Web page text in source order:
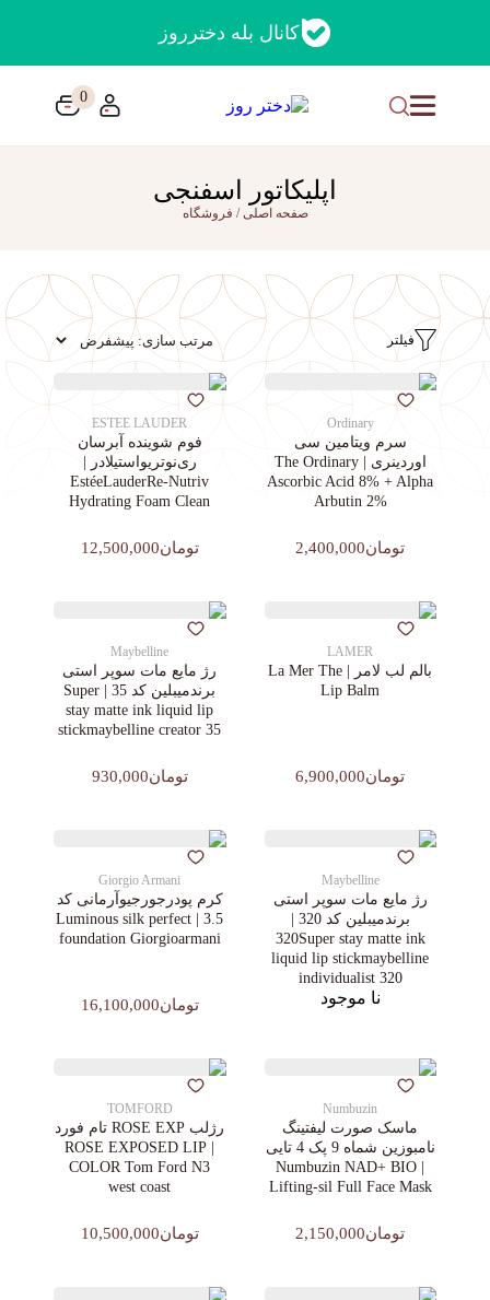
کانال بله دخترروز
0
اپلیکاتور اسفنجی
صفحه اصلی/ فروشگاه
فیلتر
Ordinary
سرم ویتامین سی
اوردینری | The Ordinary
Ascorbic Acid 8% + Alpha
Arbutin 2%
تومان2,400,000
ESTEE LAUDER
فوم شوینده آبرسان
ری‌نوتریواستیلادر |
EstéeLauderRe-Nutriv
Hydrating Foam Clean
تومان12,500,000
LAMER
بالم لب لامر | La Mer The
Lip Balm
تومان6,900,000
Maybelline
رژ مایع مات سوپر استی‌
برندمیبلین کد 35 | Super
stay matte ink liquid lip
stickmaybelline creator 35
تومان930,000
Maybelline
رژ مایع مات سوپر استی‌
320Super stay matte ink
liquid lip stickmaybelline
individualist 320
نا موجود
Giorgio Armani
کرم پودرجورجیوآرمانی کد
3.5 | Luminous silk perfect
foundation Giorgioarmani
تومان16,100,000
Numbuzin
ماسک صورت لیفتینگ
نامبوزین شماه 9 پک 4 تایی
| Numbuzin NAD+ BIO
Lifting-sil Full Face Mask
تومان2,150,000
TOMFORD
رژلب ROSE EXP تام فورد
| ROSE EXPOSED LIP
COLOR Tom Ford N3
west coast
تومان10,500,000